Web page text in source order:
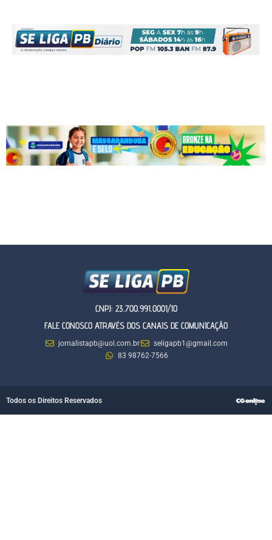
CNPJ: 23.700.991.0001/10
FALE CONOSCO ATRAVÉS DOS CANAIS DE COMUNICAÇÃO
jornalistapb@uol.com.br
seligapb1@gmail.com
83 98762-7566
Todos os Direitos Reservados